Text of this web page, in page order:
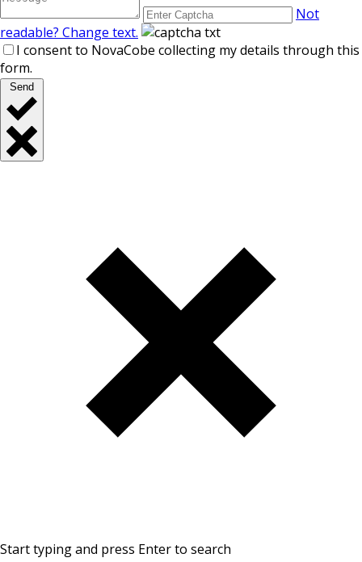
Not
readable? Change text.
I consent to NovaCobe collecting my details through this
form.
Send
Start typing and press Enter to search